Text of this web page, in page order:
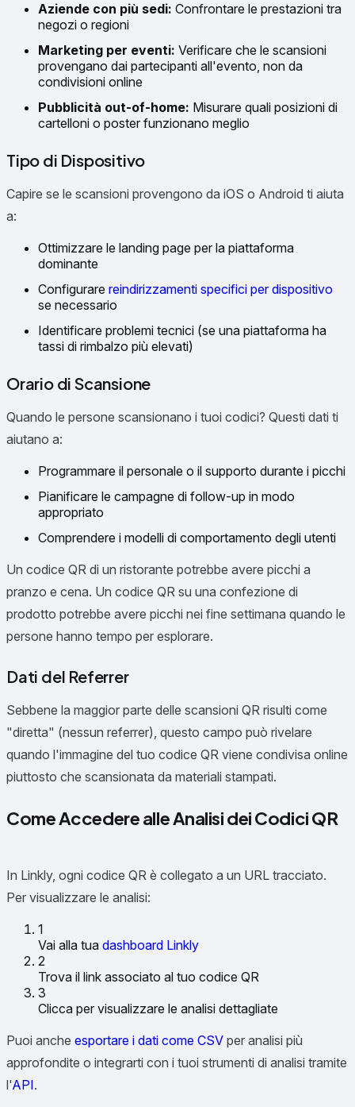
Aziende con più sedi: Confrontare le prestazioni tra
negozi o regioni
Marketing per eventi: Verificare che le scansioni
provengano dai partecipanti all'evento, non da
condivisioni online
Pubblicità out-of-home: Misurare quali posizioni di
cartelloni o poster funzionano meglio
Tipo di Dispositivo
Capire se le scansioni provengono da iOS o Android ti aiuta
a:
Ottimizzare le landing page per la piattaforma
dominante
Configurare reindirizzamenti specifici per dispositivo
se necessario
Identificare problemi tecnici (se una piattaforma ha
tassi di rimbalzo più elevati)
Orario di Scansione
Quando le persone scansionano i tuoi codici? Questi dati ti
aiutano a:
Programmare il personale o il supporto durante i picchi
Pianificare le campagne di follow-up in modo
appropriato
Comprendere i modelli di comportamento degli utenti
Un codice QR di un ristorante potrebbe avere picchi a
pranzo e cena. Un codice QR su una confezione di
prodotto potrebbe avere picchi nei fine settimana quando le
persone hanno tempo per esplorare.
Dati del Referrer
Sebbene la maggior parte delle scansioni QR risulti come
"diretta" (nessun referrer), questo campo può rivelare
quando l'immagine del tuo codice QR viene condivisa online
piuttosto che scansionata da materiali stampati.
Come Accedere alle Analisi dei Codici QR
In Linkly, ogni codice QR è collegato a un URL tracciato.
Per visualizzare le analisi:
1
Vai alla tua dashboard Linkly
2
Trova il link associato al tuo codice QR
3
Clicca per visualizzare le analisi dettagliate
Puoi anche esportare i dati come CSV per analisi più
approfondite o integrarti con i tuoi strumenti di analisi tramite
l'API.